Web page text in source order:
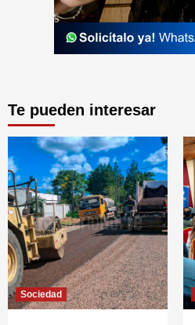
Te pueden interesar
Sociedad